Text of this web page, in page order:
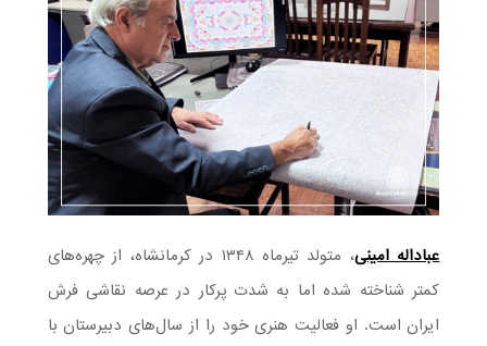
عباداله امینی
، متولد تیرماه ۱۳۴۸ در کرمانشاه، از چهره‌های
کمتر شناخته شده اما به شدت پرکار در عرصه نقاشی فرش
ایران است. او فعالیت هنری خود را از سال‌های دبیرستان با